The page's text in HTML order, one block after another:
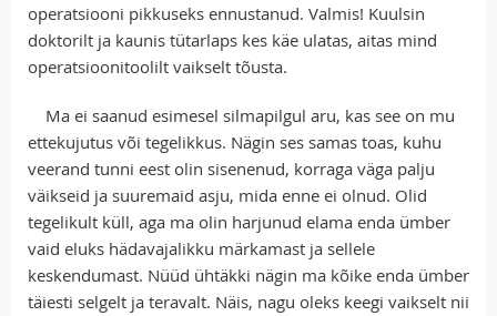
operatsiooni pikkuseks ennustanud. Valmis! Kuulsin
doktorilt ja kaunis tütarlaps kes käe ulatas, aitas mind
operatsioonitoolilt vaikselt tõusta.
Ma ei saanud esimesel silmapilgul aru, kas see on mu
ettekujutus või tegelikkus. Nägin ses samas toas, kuhu
veerand tunni eest olin sisenenud, korraga väga palju
väikseid ja suuremaid asju, mida enne ei olnud. Olid
tegelikult küll, aga ma olin harjunud elama enda ümber
vaid eluks hädavajalikku märkamast ja sellele
keskendumast. Nüüd ühtäkki nägin ma kõike enda ümber
täiesti selgelt ja teravalt. Näis, nagu oleks keegi vaikselt nii